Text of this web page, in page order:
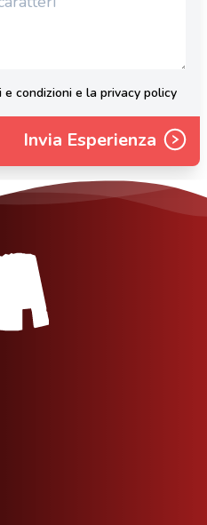
condizioni e la privacy policy
Invia Esperienza